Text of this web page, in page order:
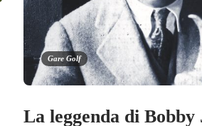
Gare Golf
La leggenda di Bobby